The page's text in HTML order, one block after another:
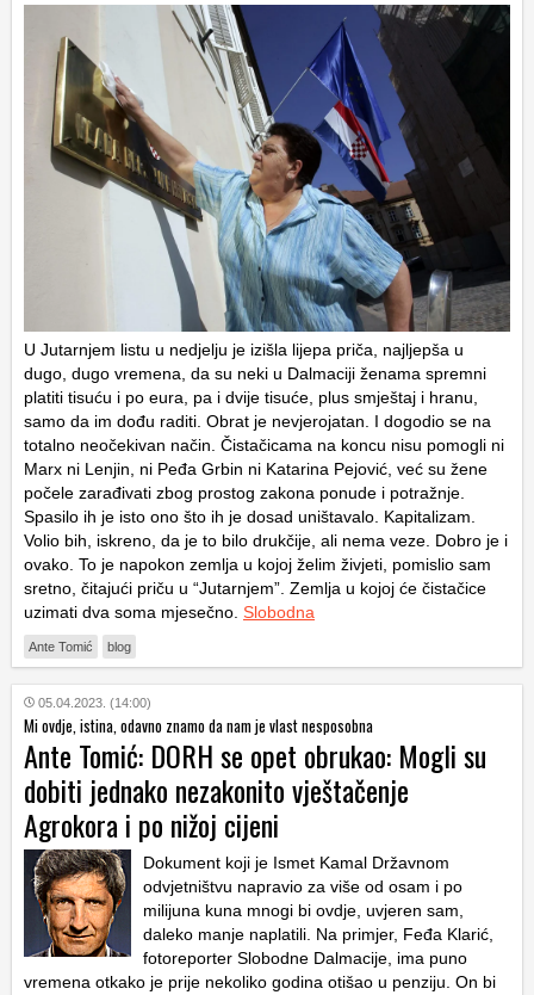
U Jutarnjem listu u nedjelju je izišla lijepa priča, najljepša u
dugo, dugo vremena, da su neki u Dalmaciji ženama spremni
platiti tisuću i po eura, pa i dvije tisuće, plus smještaj i hranu,
samo da im dođu raditi. Obrat je nevjerojatan. I dogodio se na
totalno neočekivan način. Čistačicama na koncu nisu pomogli ni
Marx ni Lenjin, ni Peđa Grbin ni Katarina Pejović, već su žene
počele zarađivati zbog prostog zakona ponude i potražnje.
Spasilo ih je isto ono što ih je dosad uništavalo. Kapitalizam.
Volio bih, iskreno, da je to bilo drukčije, ali nema veze. Dobro je i
ovako. To je napokon zemlja u kojoj želim živjeti, pomislio sam
sretno, čitajući priču u “Jutarnjem”. Zemlja u kojoj će čistačice
uzimati dva soma mjesečno. Slobodna
Ante Tomić blog
05.04.2023. (14:00)
Mi ovdje, istina, odavno znamo da nam je vlast nesposobna
Ante Tomić: DORH se opet obrukao: Mogli su
dobiti jednako nezakonito vještačenje
Agrokora i po nižoj cijeni
Dokument koji je Ismet Kamal Državnom
odvjetništvu napravio za više od osam i po
milijuna kuna mnogi bi ovdje, uvjeren sam,
daleko manje naplatili. Na primjer, Feđa Klarić,
fotoreporter Slobodne Dalmacije, ima puno
vremena otkako je prije nekoliko godina otišao u penziju. On bi